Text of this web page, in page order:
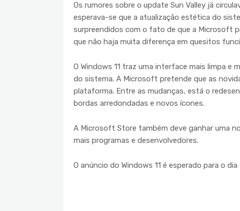
Os rumores sobre o update Sun Valley já
esperava-se que a atualização estética do
surpreendidos com o fato de que a Microsoft
que não haja muita diferença em quesitos
O Windows 11 traz uma interface mais limpa e
do sistema. A Microsoft pretende que as
plataforma. Entre as mudanças, está o
bordas arredondadas e novos ícones.
A Microsoft Store também deve ganhar uma
mais programas e desenvolvedores.
O anúncio do Windows 11 é esperado para o